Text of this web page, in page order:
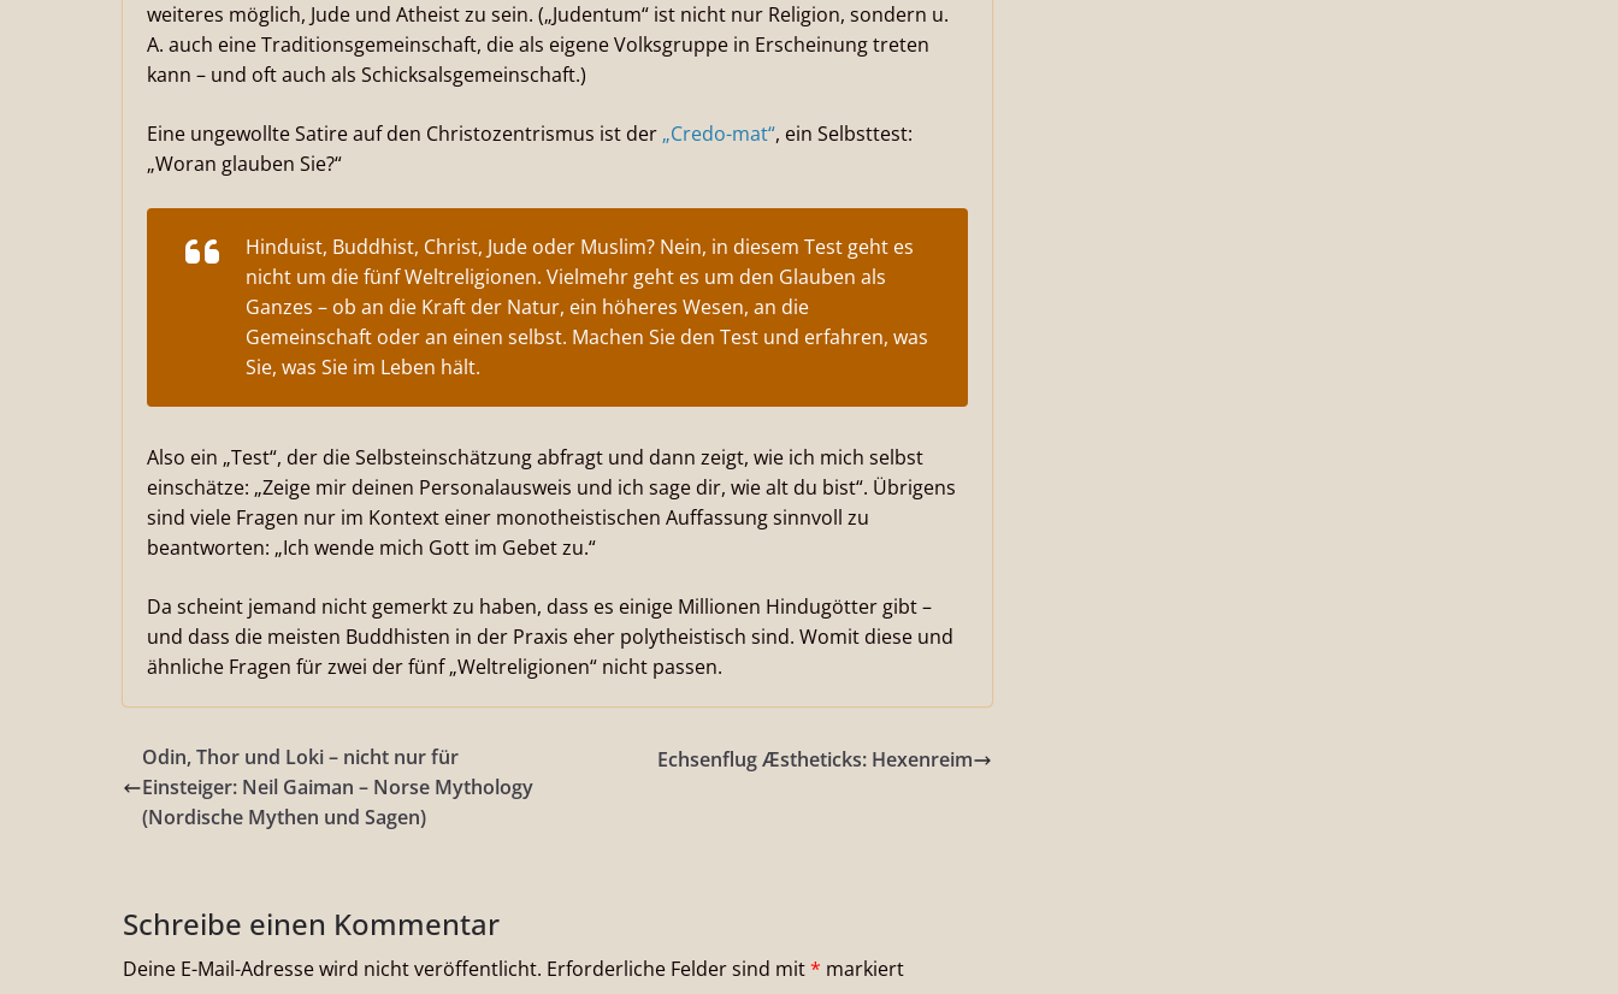
weiteres möglich, Jude und Atheist zu sein. („Judentum“ ist nicht nur Religion, sondern u.
A. auch eine Traditionsgemeinschaft, die als eigene Volksgruppe in Erscheinung treten
kann – und oft auch als Schicksalsgemeinschaft.)
Eine ungewollte Satire auf den Christozentrismus ist der „Credo-mat“, ein Selbsttest:
„Woran glauben Sie?“
Hinduist, Buddhist, Christ, Jude oder Muslim? Nein, in diesem Test geht es
nicht um die fünf Weltreligionen. Vielmehr geht es um den Glauben als
Ganzes – ob an die Kraft der Natur, ein höheres Wesen, an die
Gemeinschaft oder an einen selbst. Machen Sie den Test und erfahren, was
Sie, was Sie im Leben hält.
Also ein „Test“, der die Selbsteinschätzung abfragt und dann zeigt, wie ich mich selbst
einschätze: „Zeige mir deinen Personalausweis und ich sage dir, wie alt du bist“. Übrigens
sind viele Fragen nur im Kontext einer monotheistischen Auffassung sinnvoll zu
beantworten: „Ich wende mich Gott im Gebet zu.“
Da scheint jemand nicht gemerkt zu haben, dass es einige Millionen Hindugötter gibt –
und dass die meisten Buddhisten in der Praxis eher polytheistisch sind. Womit diese und
ähnliche Fragen für zwei der fünf „Weltreligionen“ nicht passen.
Odin, Thor und Loki – nicht nur für
Einsteiger: Neil Gaiman – Norse Mythology
(Nordische Mythen und Sagen)
Echsenflug Æstheticks: Hexenreim
Schreibe einen Kommentar
Deine E-Mail-Adresse wird nicht veröffentlicht. Erforderliche Felder sind mit* markiert